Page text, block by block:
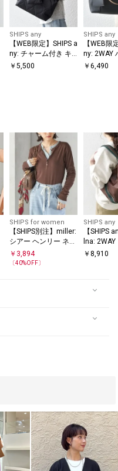
SHIPS any
【WEB限定】SHIPS a
ny: チャーム付き キ
ルティング スクエア
￥ 5,500
SHIPS any
【WEB限
ny: 2WAY
トートバ
￥6,490
SHIPS for women
【SHIPS別注】miller:
シアー ヘンリー ネッ
ク ロング スリーブ T
EE
￥ 3,894
〔40%OFF〕
SHIPS any
【SHIPS
lna:
イロン ト
￥8,910